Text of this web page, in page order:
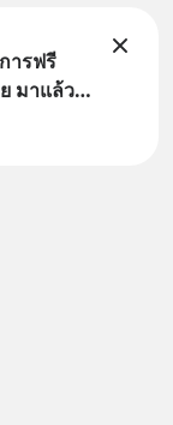
ารฟรี
มาแล้ว..
ก้ Pain